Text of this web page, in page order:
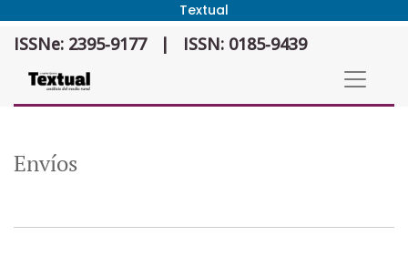
Textual
Envíos
ISSNe: 2395-9177 | ISSN: 0185-9439
Envíos